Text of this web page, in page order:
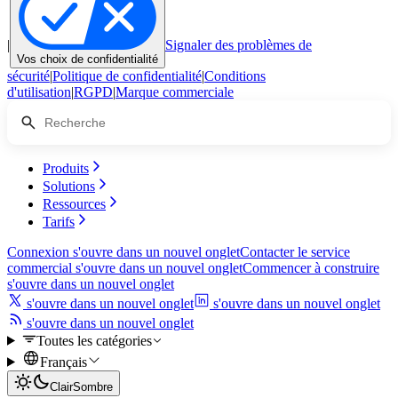
|
Vos choix de confidentialité
Signaler des problèmes de
sécurité|Politique de confidentialité|Conditions
d'utilisation|RGPD|Marque commerciale
Produits
Solutions
Ressources
Tarifs
Connexion s'ouvre dans un nouvel ongletContacter le service
commercial s'ouvre dans un nouvel ongletCommencer à construire
s'ouvre dans un nouvel onglet
s'ouvre dans un nouvel onglet
s'ouvre dans un nouvel onglet
s'ouvre dans un nouvel onglet
Toutes les catégories
Français
ClairSombre